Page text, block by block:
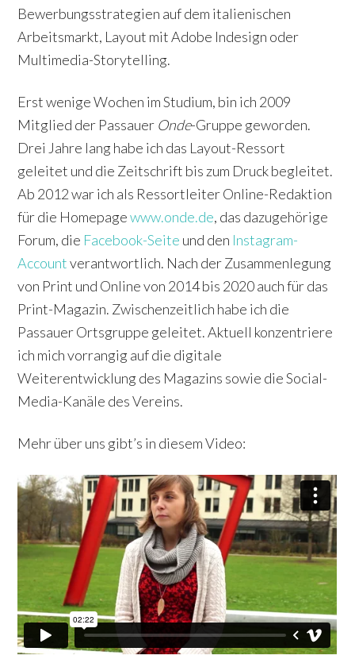
Bewerbungsstrategien auf dem italienischen
Arbeitsmarkt, Layout mit Adobe Indesign oder
Multimedia-Storytelling.
Erst wenige Wochen im Studium, bin ich 2009
Mitglied der Passauer Onde-Gruppe geworden.
Drei Jahre lang habe ich das Layout-Ressort
geleitet und die Zeitschrift bis zum Druck begleitet.
Ab 2012 war ich als Ressortleiter Online-Redaktion
für die Homepagewww.onde.de, das dazugehörige
Forum, die Facebook-Seite und den Instagram-
Accountverantwortlich. Nach der Zusammenlegung
von Print und Online von 2014 bis 2020 auch für das
Print-Magazin. Zwischenzeitlich habe ich die
Passauer Ortsgruppe geleitet. Aktuell konzentriere
ich mich vorrangig auf die digitale
Weiterentwicklung des Magazins sowie die Social-
Media-Kanäle des Vereins.
Mehr über uns gibt’s in diesem Video: